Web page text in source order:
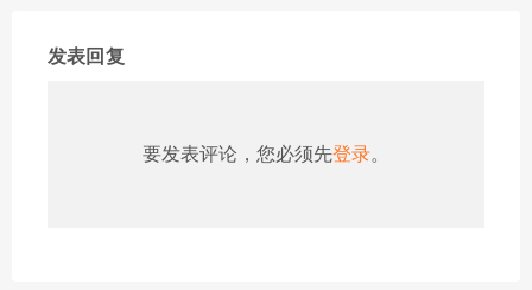
发表回复
要发表评论，您必须先登录。